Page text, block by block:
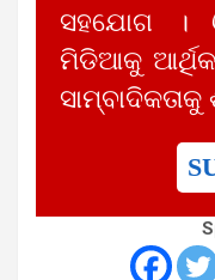
ସହଯୋଗ ।
ମିଡିଆକୁ